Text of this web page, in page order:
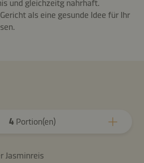
und gleichzeitg nahrhaft.
als eine gesunde Idee für Ihr
4 Portion(en)
Jasminreis